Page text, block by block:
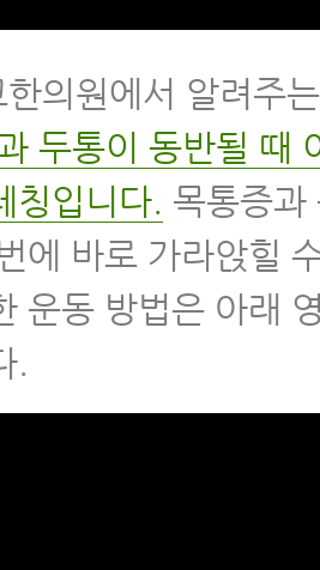
의원에서 알려주
두통이 동반될 때
칭입니다. 목통증과
에 바로 가라앉힐
운동 방법은 아래
.